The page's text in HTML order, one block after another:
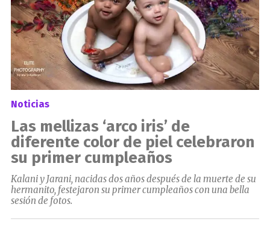
Noticias
Las mellizas ‘arco iris’ de
diferente color de piel celebraron
su primer cumpleaños
Kalani y Jarani, nacidas dos años después de la muerte de su
hermanito, festejaron su primer cumpleaños con una bella
sesión de fotos.